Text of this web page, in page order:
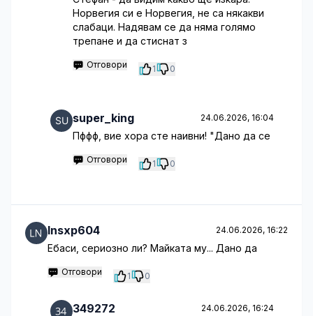
Норвегия си е Норвегия, не са някакви
слабаци. Надявам се да няма голямо
трепане и да стиснат з
Отговори 1 0
super_king 24.06.2026, 16:04
Пффф, вие хора сте наивни! "Дано да се
Отговори 1 0
lnsxp604 24.06.2026, 16:22
Ебаси, сериозно ли? Майката му... Дано да
Отговори 1 0
349272 24.06.2026, 16:24